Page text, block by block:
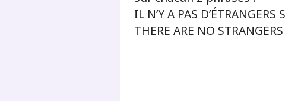
IL N’Y A PAS D’ÉTRANGERS
THERE ARE NO